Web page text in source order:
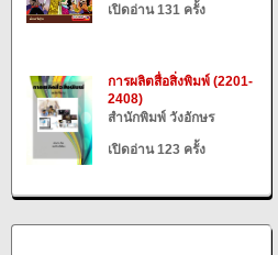
เปิดอ่าน 131 ครั้ง
การผลิตสื่อสิ่งพิมพ์ (2201-
2408)
สำนักพิมพ์ วังอักษร
เปิดอ่าน 123 ครั้ง